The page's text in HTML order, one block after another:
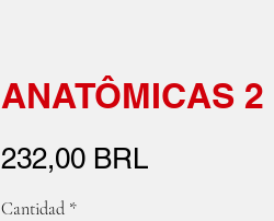
ANATÔMICAS 2
232,00 BRLPrecio
Cantidad *